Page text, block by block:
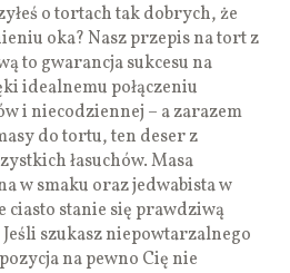
o tortach tak dobrych, że
oka? Nasz przepis na tort z
to gwarancja sukcesu na
idealnemu połączeniu
i niecodziennej – a zarazem
do tortu, ten deser z
łasuchów. Masa
w smaku oraz jedwabista w
ciasto stanie się prawdziwą
szukasz niepowtarzalnego
na pewno Cię nie